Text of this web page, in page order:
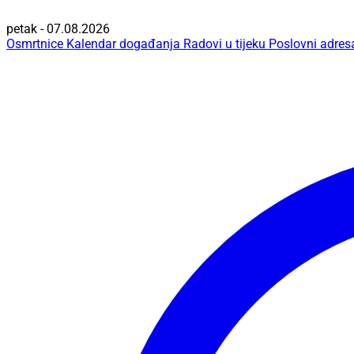
petak - 07.08.2026
Osmrtnice Kalendar događanja Radovi u tijeku Poslovni